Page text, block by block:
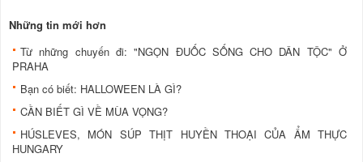
Những tin mới hơn
Từ những chuyến đi: "NGỌN ĐUỐC SỐNG CHO DÂN TỘC" Ở
PRAHA
Bạn có biết: HALLOWEEN LÀ GÌ?
CẦN BIẾT GÌ VỀ MÙA VỌNG?
HÚSLEVES, MÓN SÚP THỊT HUYỀN THOẠI CỦA ẨM THỰC
HUNGARY